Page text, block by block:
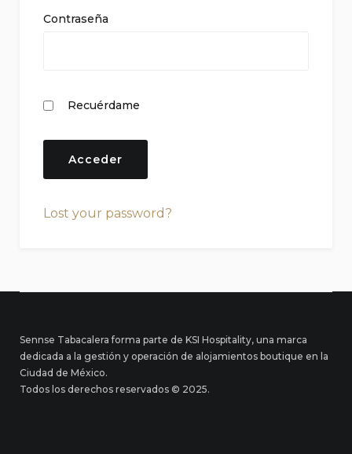
Contraseña
Recuérdame
Lost your password?
Sennse Tabacalera forma parte de KSI Hospitality, una marca
dedicada a la gestión y operación de alojamientos boutique en la
Ciudad de México.
Todos los derechos reservados © 2025.